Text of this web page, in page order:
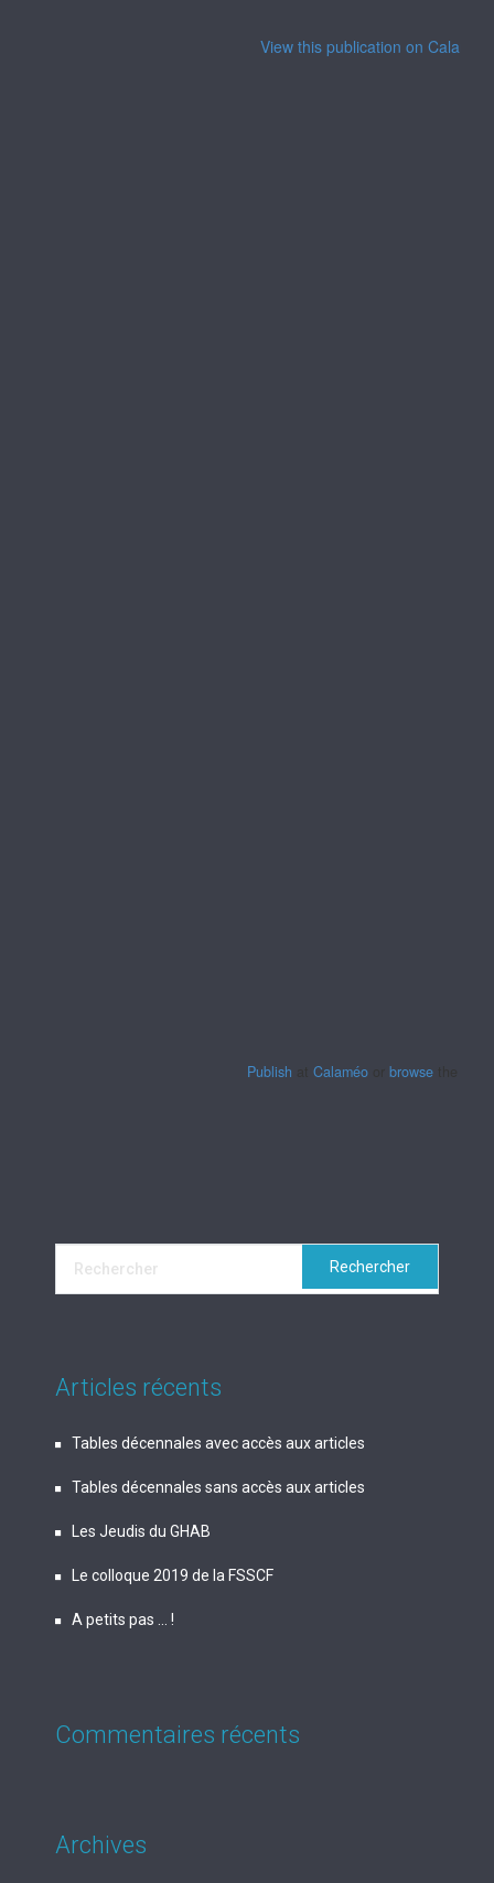
View this publication on Calaméo
Publish Calaméo browse
Articles récents
Tables décennales avec accès aux articles
Tables décennales sans accès aux articles
Les Jeudis du GHAB
Le colloque 2019 de la FSSCF
A petits pas … !
Commentaires récents
Archives